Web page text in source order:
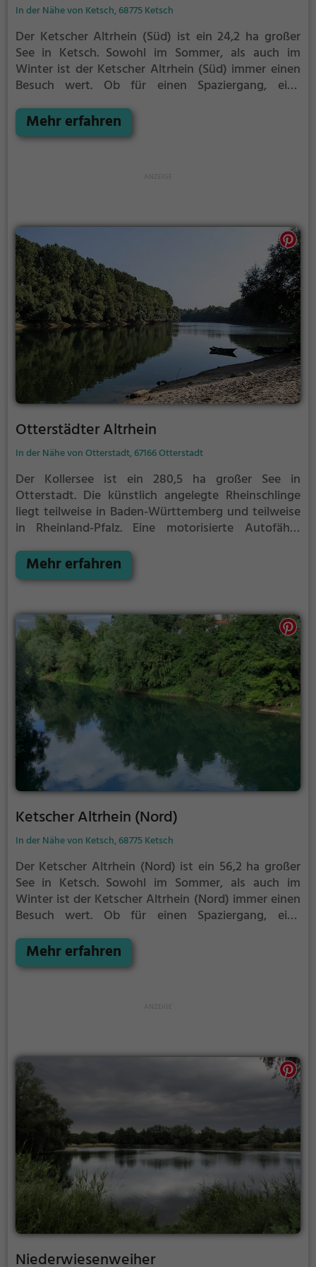
In der Nähe von Ketsch, 68775 Ketsch
Der Ketscher Altrhein (Süd) ist ein 24,2 ha großer
See in Ketsch. Sowohl im Sommer, als auch im
Winter ist der Ketscher Altrhein (Süd) immer einen
Besuch wert. Ob für einen Spaziergang, eine
der Ketscher Altrhein (Süd) bietet zahlreiche
Möglichkeiten für Freizeitaktivitäten.
Mehr erfahren
Otterstädter Altrhein
In der Nähe von Otterstadt, 67166 Otterstadt
Der Kollersee ist ein 280,5 ha großer See in
Otterstadt. Die künstlich angelegte Rheinschlinge
liegt teilweise in Baden-Württemberg und teilweise
in Rheinland-Pfalz. Eine motorisierte Autofähre
Kollerinsel in der Mitte des Sees.
Mehr erfahren
Ketscher Altrhein (Nord)
In der Nähe von Ketsch, 68775 Ketsch
Der Ketscher Altrhein (Nord) ist ein 56,2 ha großer
See in Ketsch. Sowohl im Sommer, als auch im
Winter ist der Ketscher Altrhein (Nord) immer einen
Besuch wert. Ob für einen Spaziergang, eine
der Ketscher Altrhein (Nord) bietet zahlreiche
Möglichkeiten für Freizeitaktivitäten.
Mehr erfahren
Niederwiesenweiher